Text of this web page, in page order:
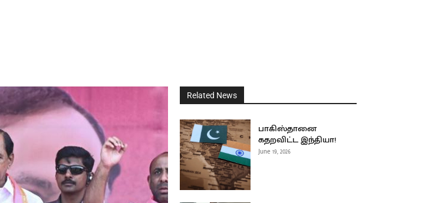
Related News
பாகிஸ்தானை
கதறவிட்ட இந்தியா!
June 19, 2026